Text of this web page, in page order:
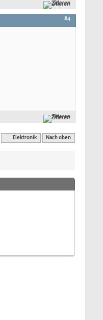
Zitieren
#4
Zitieren
Elektronik Nach oben